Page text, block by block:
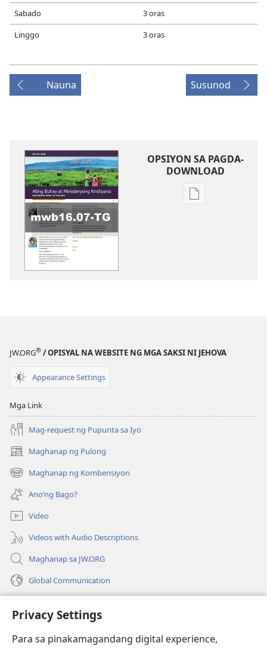
Privacy Settings
Para sa pinakamagandang digital experience,
Sabado
3 oras
Linggo
3 oras
Nauna Susunod
OPSIYON SA PAGDA-
DOWNLOAD
Opsiyon
Hulyo 2016
JW.ORG® / OPISYAL NA WEBSITE NG MGA SAKSI NI JEHOVA
Appearance Settings
Mga Link
Mag-request ng Pupunta sa Iyo
Maghanap ng Pulong
(may
bubukas
na
bagong
window)
Maghanap ng Kombensiyon
(may
bubukas
na
bagong
window)
Ano’ng Bago?
Video
Videos with Audio Descriptions
Maghanap sa JW.ORG
Global Communication
(may